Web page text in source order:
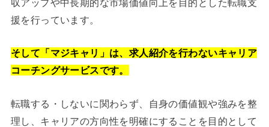
収アップや中長期的な市場価値向上を目的とした転職支
援を行っています。
そして「マジキャリ」は、求人紹介を行わないキャリア
コーチングサービスです。
転職する・しないに関わらず、自身の価値観や強みを整
理し、キャリアの方向性を明確にすることを目的として